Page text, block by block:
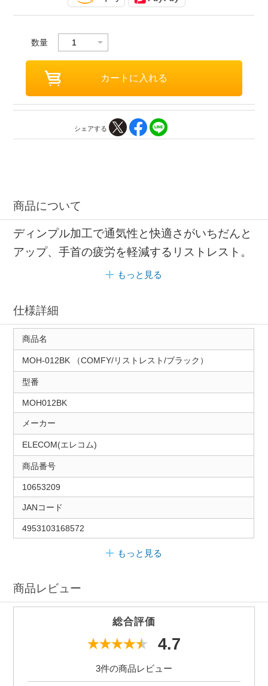
数量
シェアする
商品について
ディンプル加工で通気性と快適さがいちだんと
アップ、手首の疲労を軽減するリストレスト。
もっと見る
仕様詳細
商品名
MOH-012BK （COMFY/リストレスト/ブラック）
型番
MOH012BK
メーカー
ELECOM(エレコム)
商品番号
10653209
JANコード
4953103168572
もっと見る
商品レビュー
総合評価
4.7
3件の商品レビュー